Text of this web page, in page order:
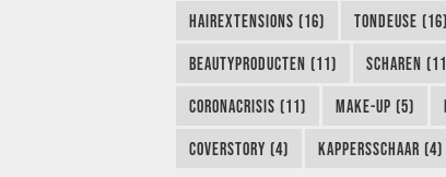
HAIREXTENSIONS (16) TONDEUSE (16)
BEAUTYPRODUCTEN (11) SCHAREN
CORONACRISIS (11) MAKE-UP (5)
COVERSTORY (4) KAPPERSSCHAAR (4)